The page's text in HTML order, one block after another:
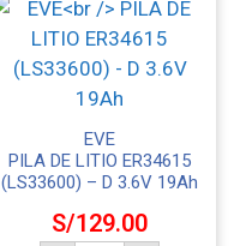
EVE
PILA DE LITIO ER34615
(LS33600) – D 3.6V 19Ah
S/129.00